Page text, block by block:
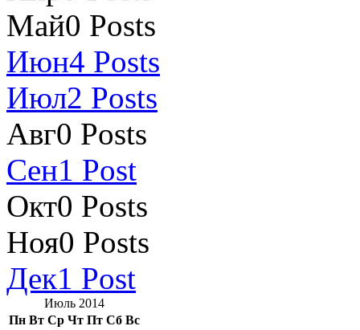
Май0 Posts
Июн4 Posts
Июл2 Posts
Авг0 Posts
Сен1 Post
Окт0 Posts
Ноя0 Posts
Дек1 Post
Июль 2014
Пн Вт Ср Чт Пт Сб Вс